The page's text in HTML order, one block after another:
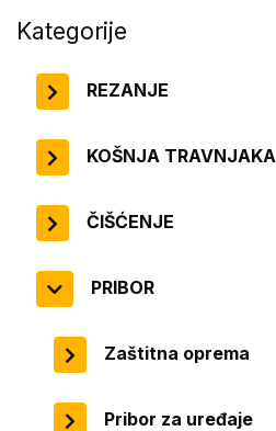
Kategorije
REZANJE
KOŠNJA TRAVNJAKA
ČIŠĆENJE
PRIBOR
Zaštitna oprema
Pribor za uređaje